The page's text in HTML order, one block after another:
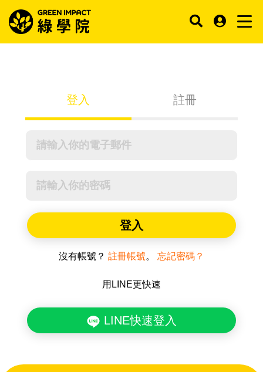
登入 註冊
登入
沒有帳號？ 註冊帳號。 忘記密碼？
用LINE更快速
LINE快速登入